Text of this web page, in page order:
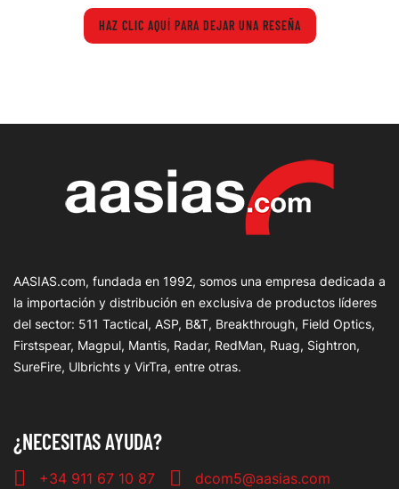
HAZ CLIC AQUÍ PARA DEJAR UNA RESEÑA
AASIAS.com, fundada en 1992, somos una empresa dedicada a
la importación y distribución en exclusiva de productos líderes
del sector: 511 Tactical, ASP, B&T, Breakthrough, Field Optics,
Firstspear, Magpul, Mantis, Radar, RedMan, Ruag, Sightron,
SureFire, Ulbrichts y VirTra, entre otras.
¿NECESITAS AYUDA?
+34 911 67 10 87 dcom5@aasias.com